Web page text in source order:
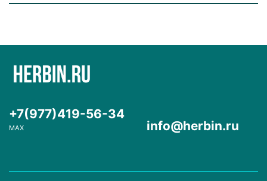
+7(977)419-56-34
MAX info@herbin.ru